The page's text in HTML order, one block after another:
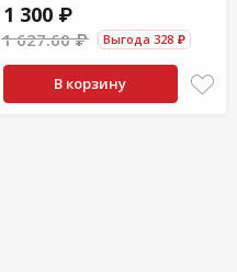
1 300 ₽
1 627.60 ₽ Выгода 328 ₽
В корзину